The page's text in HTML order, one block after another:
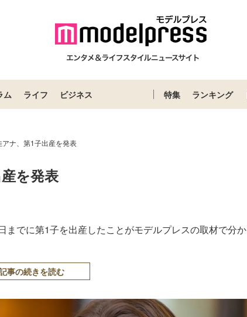
ム ライフ ビジネス 特集 ランキング
ナ、第1子出産を発表
を発表
でに第1子を出産したことがモデルプレスの取材で分か
事の続きを読む